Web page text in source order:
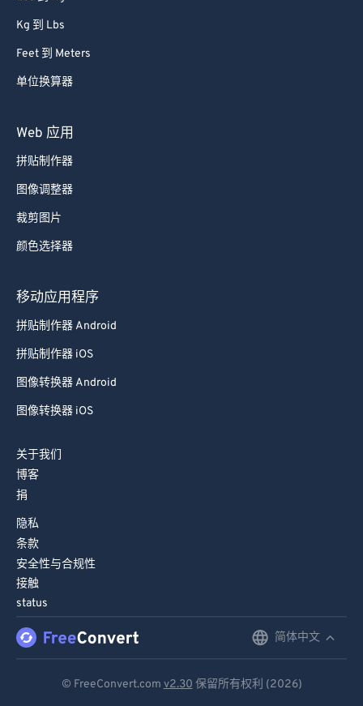
Kg 到 Lbs
Feet 到 Meters
单位换算器
Web 应用
拼贴制作器
图像调整器
裁剪图片
颜色选择器
移动应用程序
拼贴制作器 Android
拼贴制作器 iOS
图像转换器 Android
图像转换器 iOS
关于我们
博客
捐
隐私
条款
安全性与合规性
接触
status
简体中文
© FreeConvert.com v2.30 保留所有权利 (2026)